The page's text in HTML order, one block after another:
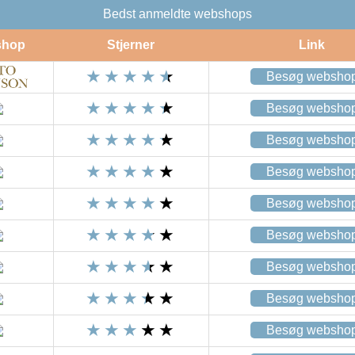
Bedst anmeldte webshops
Stjerner Link
Besøg
Besøg
Besøg
Besøg
Besøg
Besøg
Besøg
Besøg
Besøg